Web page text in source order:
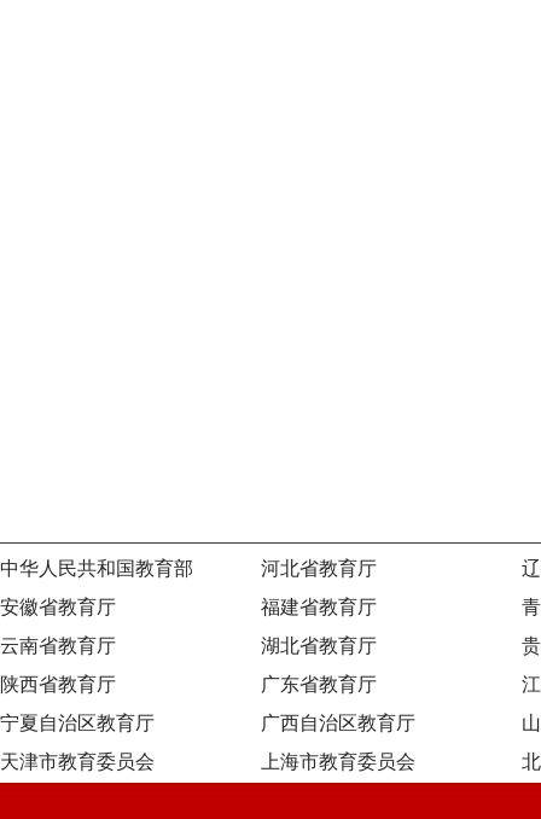
中华人民共和国教育部 河北省教育厅
安徽省教育厅
福建省教育厅
云南省教育厅
湖北省教育厅
陕西省教育厅
广东省教育厅
宁夏自治区教育厅
广西自治区教育厅
天津市教育委员会
上海市教育委员会